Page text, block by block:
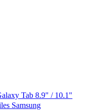
Tab 8.9" / 10.1"
Samsung